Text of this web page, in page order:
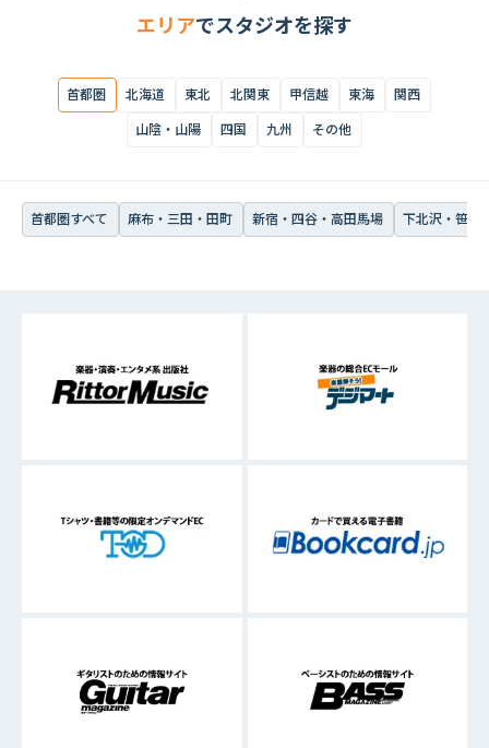
エリアでスタジオを探す
首都圏 北海道 東北 北関東 甲信越 東海
関西
山陰・山陽
四国 九州 その他
首都圏すべて 麻布・三田・田町 新宿・四谷・高田馬場 下北沢・笹塚